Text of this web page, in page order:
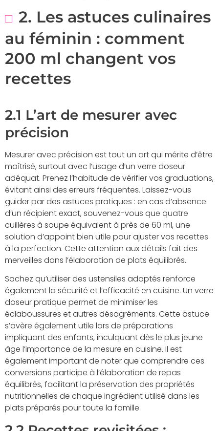
2. Les astuces culinaires
au féminin : comment
200 ml changent vos
recettes
2.1 L’art de mesurer avec
précision
Mesurer avec précision est tout un art qui mérite d’être
maîtrisé, surtout avec l’usage d’un verre doseur
adéquat. Prenez l’habitude de vérifier vos graduations,
évitant ainsi des erreurs fréquentes. Laissez-vous
guider par des astuces pratiques : en cas d’absence
d’un récipient exact, souvenez-vous que quatre
cuillères à soupe équivalent à près de 60 ml, une
solution d’appoint bien utile pour ajuster vos recettes
à la perfection. Cette attention aux détails fait des
merveilles dans l’élaboration de plats équilibrés.
Sachez qu’utiliser des ustensiles adaptés renforce
également la sécurité et l’efficacité en cuisine. Un verre
doseur pratique permet de minimiser les
éclaboussures et autres désagréments. Cette astuce
s’avère également utile lors de préparations
impliquant des enfants, inculquant dès le plus jeune
âge l’importance de la mesure en cuisine. Il est
également important de noter que comprendre ces
conversions participe à l’élaboration de repas
équilibrés, facilitant la préservation des propriétés
nutritionnelles de chaque ingrédient utilisé dans les
plats préparés pour toute la famille.